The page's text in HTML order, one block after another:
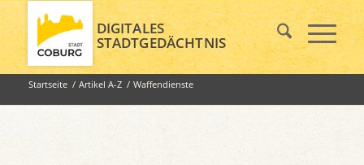
DIGITALES
STADTGEDÄCHTNIS
Startseite / Artikel A-Z / Waffendienste